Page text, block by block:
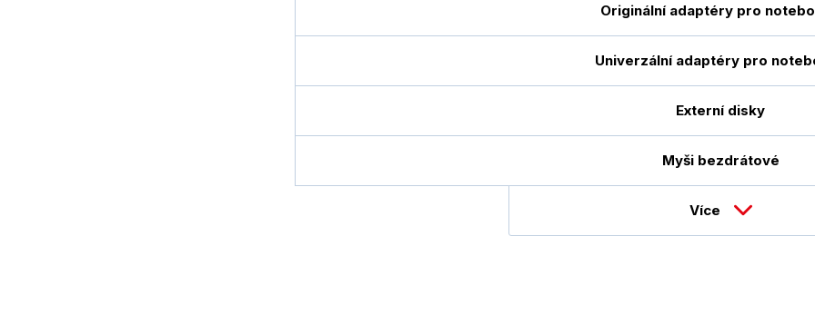
Originální adaptéry pro
Univerzální adaptéry pro
Externí disky
Myši bezdrátové
Více